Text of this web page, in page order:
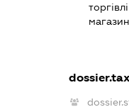
dossier.tax